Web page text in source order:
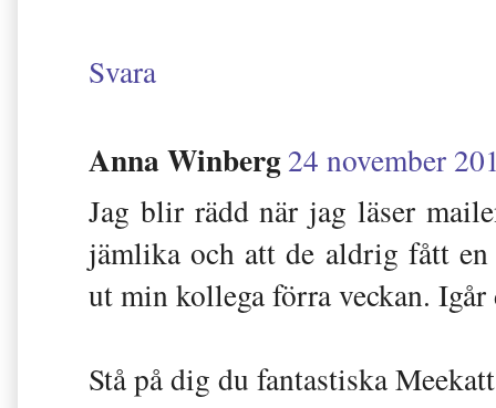
Svara
Anna Winberg24 november
Jag blir rädd när jag läser
jämlika och att de aldrig fått
ut min kollega förra veckan.
Stå på dig du fantastiska